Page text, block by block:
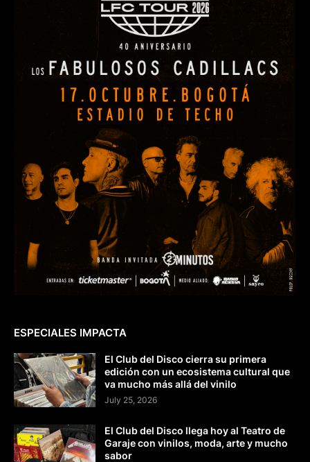
ESPECIALES IMPACTA
El Club del Disco cierra su primera
edición con un ecosistema cultural que
va mucho más allá del vinilo
July 25, 2026
El Club del Disco llega hoy al Teatro de
Garaje con vinilos, moda, arte y mucho
sabor